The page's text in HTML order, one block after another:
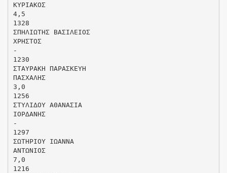
ΚΥΡΙΑΚΟΣ
4,5
1328
ΣΠΗΛΙΩΤΗΣ ΒΑΣΙΛΕΙΟΣ
ΧΡΗΣΤΟΣ
-
1230
ΣΤΑΥΡΑΚΗ ΠΑΡΑΣΚΕΥΗ
ΠΑΣΧΑΛΗΣ
3,0
1256
ΣΤΥΛΙ∆ΟΥ ΑΘΑΝΑΣΙΑ
ΙΟΡ∆ΑΝΗΣ
-
1297
ΣΩΤΗΡΙΟΥ ΙΩΑΝΝΑ
ΑΝΤΩΝΙΟΣ
7,0
1216